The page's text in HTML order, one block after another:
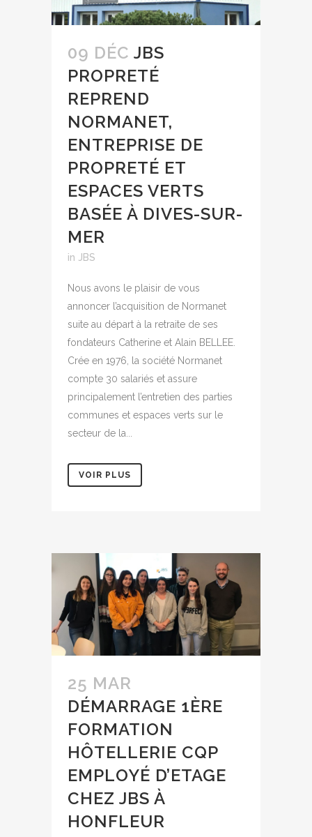
09 DÉC JBS
PROPRETÉ
REPREND
NORMANET,
ENTREPRISE DE
PROPRETÉ ET
ESPACES VERTS
BASÉE À DIVES-SUR-
MER
in JBS
Nous avons le plaisir de vous
annoncer l’acquisition de Normanet
suite au départ à la retraite de ses
fondateurs Catherine et Alain BELLEE.
Crée en 1976, la société Normanet
compte 30 salariés et assure
principalement l’entretien des parties
communes et espaces verts sur le
secteur de la...
VOIR PLUS
25 MAR
DÉMARRAGE 1ÈRE
FORMATION
HÔTELLERIE CQP
EMPLOYÉ D’ETAGE
CHEZ JBS À
HONFLEUR